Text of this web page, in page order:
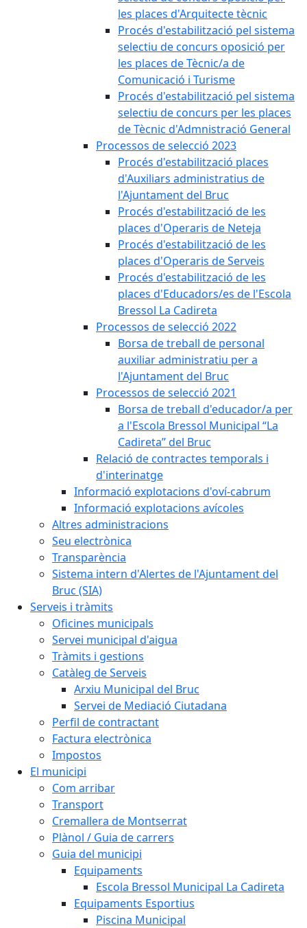
les places d'Arquitecte tècnic
Procés d'estabilització pel sistema
selectiu de concurs oposició per
les places de Tècnic/a de
Comunicació i Turisme
Procés d'estabilització pel sistema
selectiu de concurs per les places
de Tècnic d'Admnistració General
Processos de selecció 2023
Procés d'estabilització places
d'Auxiliars administratius de
l'Ajuntament del Bruc
Procés d'estabilització de les
places d'Operaris de Neteja
Procés d'estabilització de les
places d'Operaris de Serveis
Procés d'estabilització de les
places d'Educadors/es de l'Escola
Bressol La Cadireta
Processos de selecció 2022
Borsa de treball de personal
auxiliar administratiu per a
l'Ajuntament del Bruc
Processos de selecció 2021
Borsa de treball d'educador/a per
a l'Escola Bressol Municipal “La
Cadireta” del Bruc
Relació de contractes temporals i
d'interinatge
Informació explotacions d'oví-cabrum
Informació explotacions avícoles
Altres administracions
Seu electrònica
Transparència
Sistema intern d'Alertes de l'Ajuntament del
Bruc (SIA)
Serveis i tràmits
Oficines municipals
Servei municipal d'aigua
Tràmits i gestions
Catàleg de Serveis
Arxiu Municipal del Bruc
Servei de Mediació Ciutadana
Perfil de contractant
Factura electrònica
Impostos
El municipi
Com arribar
Transport
Cremallera de Montserrat
Plànol / Guia de carrers
Guia del municipi
Equipaments
Escola Bressol Municipal La Cadireta
Equipaments Esportius
Piscina Municipal